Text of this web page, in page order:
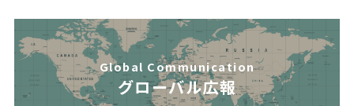
Global Communication
グローバル広報